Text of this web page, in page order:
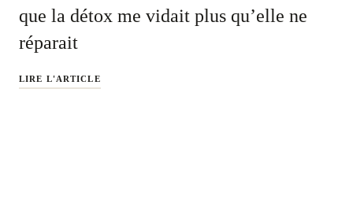
que la détox me vidait plus qu’elle ne
réparait
LIRE L'ARTICLE